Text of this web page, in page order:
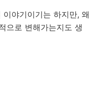
야기이기는 하지만, 왜
으로 변해가는지도 생